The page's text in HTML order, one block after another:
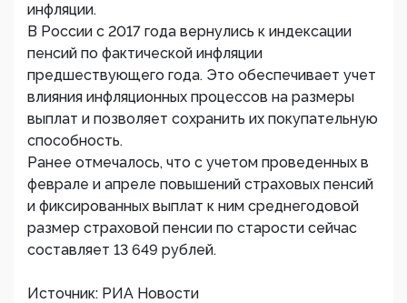
инфляции.
В России с 2017 года вернулись к индексации
пенсий по фактической инфляции
предшествующего года. Это обеспечивает учет
влияния инфляционных процессов на размеры
выплат и позволяет сохранить их покупательную
способность.
Ранее отмечалось, что с учетом проведенных в
феврале и апреле повышений страховых пенсий
и фиксированных выплат к ним среднегодовой
размер страховой пенсии по старости сейчас
составляет 13 649 рублей.
Источник: РИА Новости